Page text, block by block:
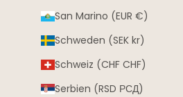
San Marino (EUR €)
Schweden (SEK kr)
Schweiz (CHF CHF)
Serbien (RSD РСД)